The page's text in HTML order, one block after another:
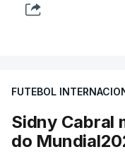
FUTEBOL
Sidny Cabral
do